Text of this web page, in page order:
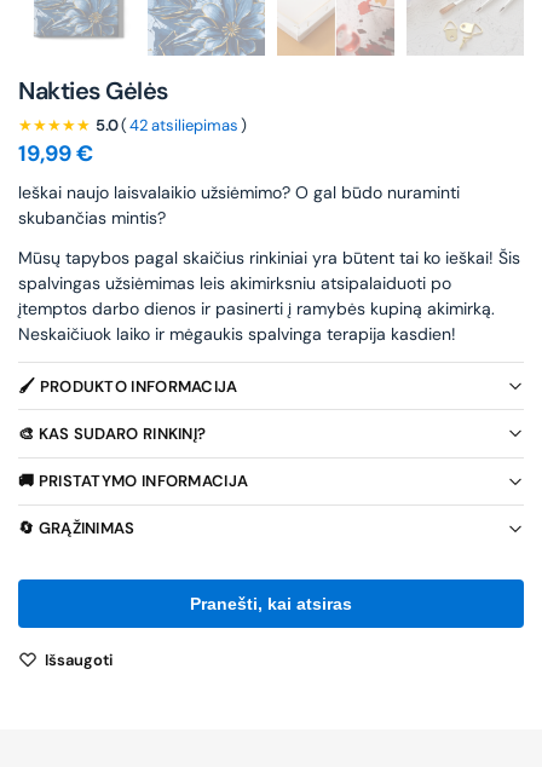
Nakties Gėlės
★★★★★ 5.0(42 atsiliepimas)
19,99€
leškai naujo laisvalaikio užsiėmimo? O gal būdo nuraminti
skubančias mintis?
Mūsų tapybos pagal skaičius rinkiniai yra būtent tai ko ieškai! Šis
spalvingas užsiėmimas leis akimirksniu atsipalaiduoti po
įtemptos darbo dienos ir pasinerti į ramybės kupiną akimirką.
Neskaičiuok laiko ir mėgaukis spalvinga terapija kasdien!
🖌️ PRODUKTO INFORMACIJA
🎨 KAS SUDARO RINKINĮ?
🚚 PRISTATYMO INFORMACIJA
🔄 GRĄŽINIMAS
Išsaugoti